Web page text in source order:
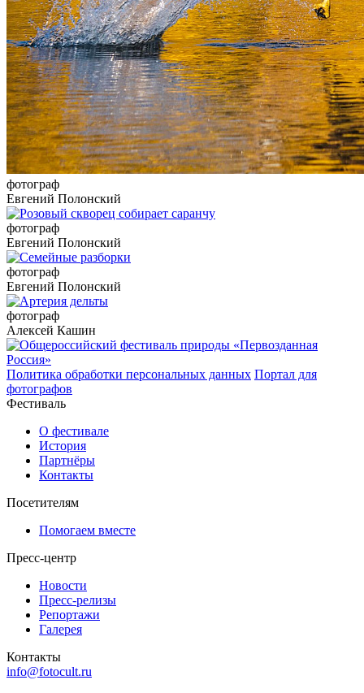
фотограф
Евгений Полонский
фотограф
Евгений Полонский
фотограф
Евгений Полонский
фотограф
Алексей Кашин
Политика обработки персональных данных Портал для
фотографов
Фестиваль
О фестивале
История
Партнёры
Контакты
Посетителям
Помогаем вместе
Пресс-центр
Новости
Пресс-релизы
Репортажи
Галерея
Контакты
info@fotocult.ru